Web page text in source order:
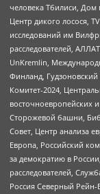
человека Тбилиси, Дом
Центр дикого лосося,
исследований им
расследователей,
UnKremlin,
Финланд, Гудзоновский
Комитет-2024,
восточноевропейских
Сторожевой башни,
Совет, Центр анализа
Европа, Российский
за демократию в
расследователей,
Россия Северный